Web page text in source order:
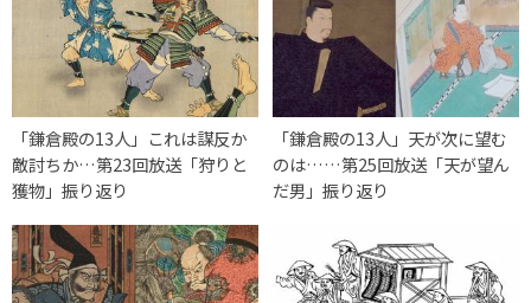
「鎌倉殿の13人」これは謀反か
敵討ちか…第23回放送「狩りと
獲物」振り返り
「鎌倉殿の13人」天が次に望む
のは……第25回放送「天が望ん
だ男」振り返り